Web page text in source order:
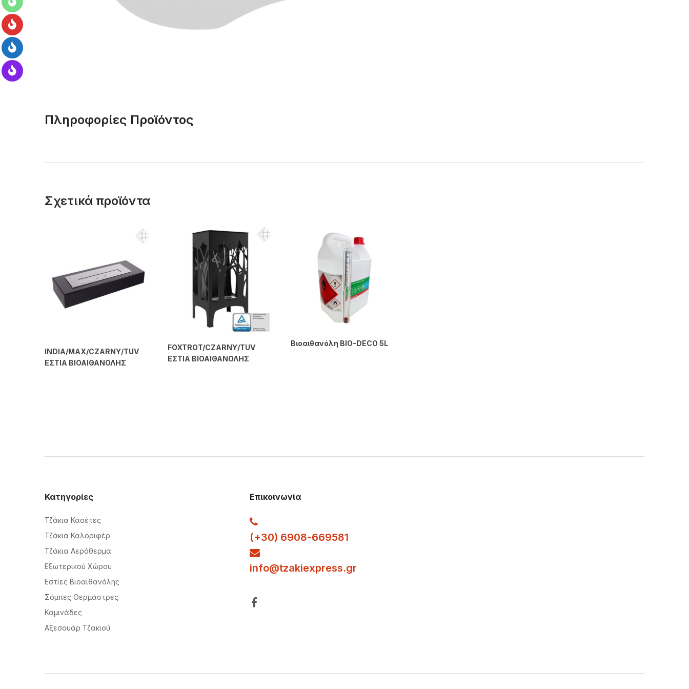
Πληροφορίες Προϊόντος
Σχετικά προϊόντα
INDIA/MAX/CZARNY/TUV
ΕΣΤΙΑ ΒΙΟΑΙΘΑΝΟΛΗΣ
FOXTROT/CZARNY/TUV
ΕΣΤΙΑ ΒΙΟΑΙΘΑΝΟΛΗΣ
Βιοαιθανόλη BIO-DECO 5L
Κατηγορίες
Τζάκια Κασέτες
Τζάκια Καλοριφέρ
Τζάκια Αερόθερμα
Εξωτερικού Χώρου
Εστίες Βιοαιθανόλης
Σόμπες Θερμάστρες
Καμινάδες
Αξεσουάρ Τζακιού
Επικοινωνία
(+30) 6908-669581
info@tzakiexpress.gr